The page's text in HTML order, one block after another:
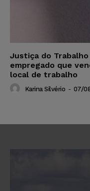
Justiça do
empregado que
local de trabalho
Karina Silvério - 07/